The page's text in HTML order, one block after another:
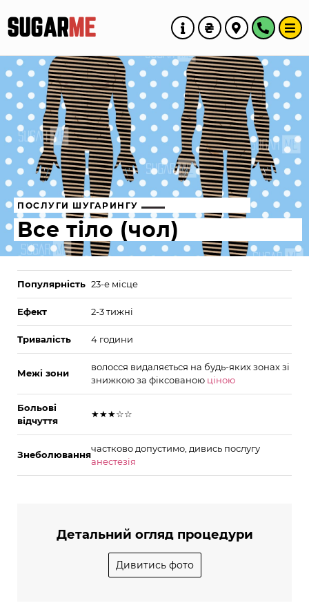
SUGARME
ПОСЛУГИ ШУГАРИНГУ
Все тіло (чол)
Популярність 23-е місце
Ефект 2-3 тижні
Тривалість 4 години
Межі зони
волосся видаляється на будь-яких зонах зі
знижкою за фіксованою ціною
Больові
відчуття
★★★☆☆
Знеболювання
частково допустимо, дивись послугу
анестезія
Детальний огляд процедури
Дивитись фото